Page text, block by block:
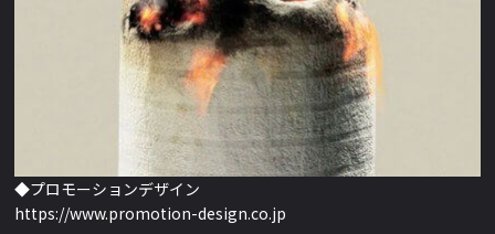
◆プロモーションデザイン
https://www.promotion-design.co.jp